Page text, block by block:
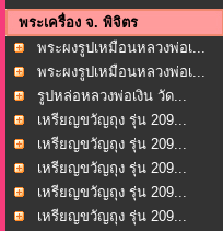
พระเครื่อง จ. พิจิตร
พระผงรูปเหมือนหลวงพ่อเ...
พระผงรูปเหมือนหลวงพ่อเ...
รูปหล่อหลวงพ่อเงิน วัด...
เหรียญขวัญถุง รุ่น 209...
เหรียญขวัญถุง รุ่น 209...
เหรียญขวัญถุง รุ่น 209...
เหรียญขวัญถุง รุ่น 209...
เหรียญขวัญถุง รุ่น 209...